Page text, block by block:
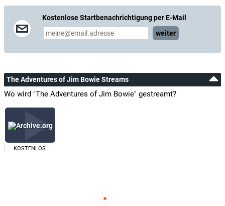
Kostenlose Startbenachrichtigung per E-Mail
weiter
The Adventures of Jim Bowie Streams
Wo wird "The Adventures of Jim Bowie" gestreamt?
KOSTENLOS